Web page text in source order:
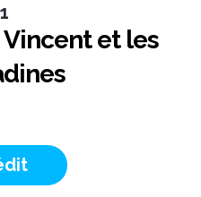
et les